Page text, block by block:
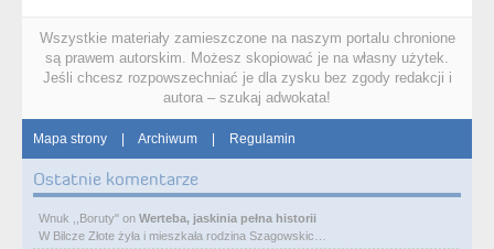
Wszystkie materiały zamieszczone na naszym portalu chronione
są prawem autorskim. Możesz skopiować je na własny użytek.
Jeśli chcesz rozpowszechniać je dla zysku bez zgody redakcji i
autora – szukaj adwokata!
Mapa strony | Archiwum | Regulamin
Ostatnie komentarze
Wnuk ,,Boruty" on Werteba, jaskinia pełna historii
W Bilcze Złote żyła i mieszkała rodzina Szagowskic…